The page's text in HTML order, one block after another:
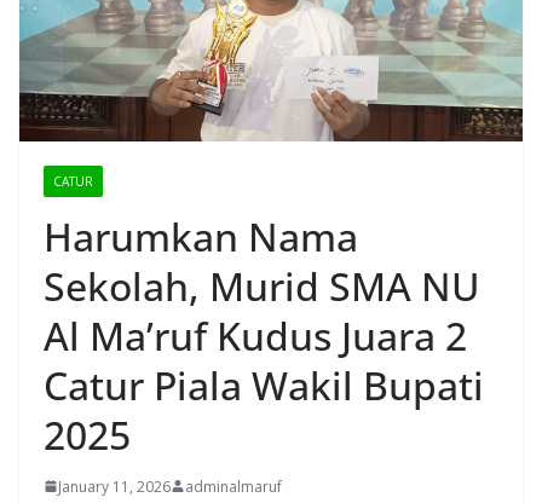
CATUR
Harumkan Nama
Sekolah, Murid SMA NU
Al Ma’ruf Kudus Juara 2
Catur Piala Wakil Bupati
2025
January 11, 2026 adminalmaruf